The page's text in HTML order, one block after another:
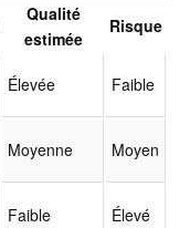
Qualité
estimée
Risque
Élevée Faible
Moyenne Moyen
Faible Élevé